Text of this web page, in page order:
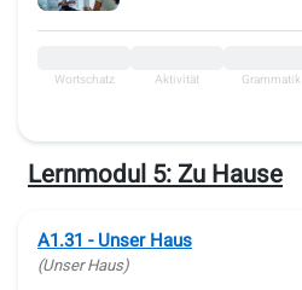
Wortschatz Aktivität Grammatik
Lernmodul 5:Zu Hause
A1.31 - Unser Haus
(Unser Haus)